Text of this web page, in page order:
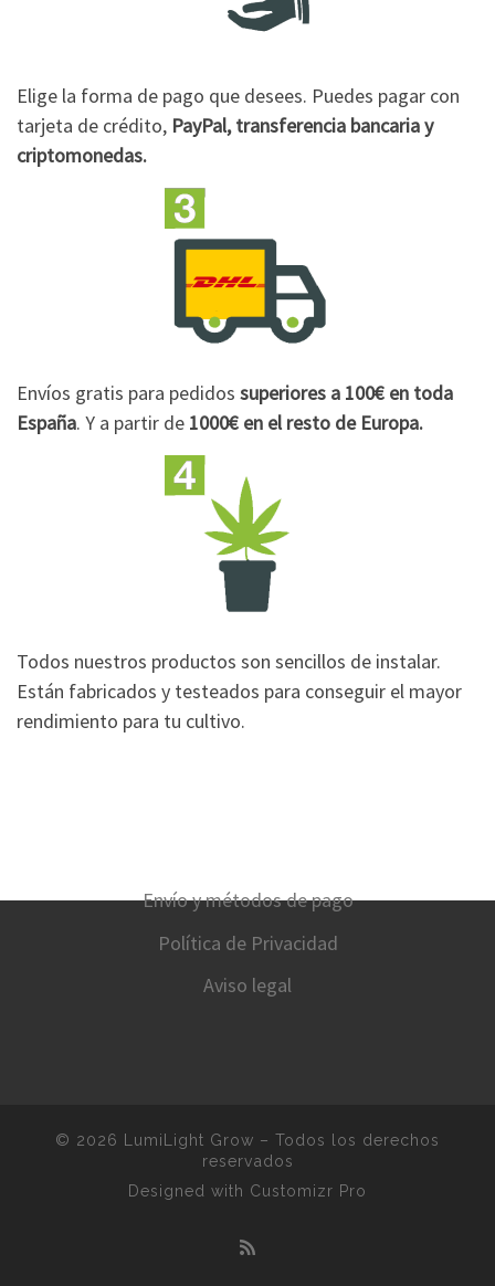
Elige la forma de pago que desees. Puedes pagar con
tarjeta de crédito, PayPal, transferencia bancaria y
criptomonedas.
Envíos gratis para pedidos superiores a 100€ en toda
España. Y a partir de 1000€ en el resto de Europa.
Todos nuestros productos son sencillos de instalar.
Están fabricados y testeados para conseguir el mayor
rendimiento para tu cultivo.
Envío y métodos de pago
Política de Privacidad
Aviso legal
© 2026 LumiLight Grow – Todos los derechos
reservados
Designed with Customizr Pro